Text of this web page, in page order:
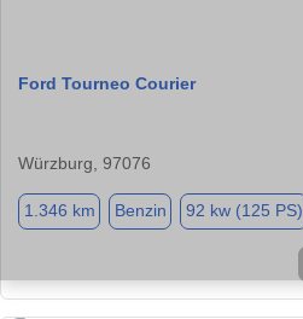
Ford Tourneo Courier
Würzburg, 97076
1.346 km Benzin 92 kw (125 PS)